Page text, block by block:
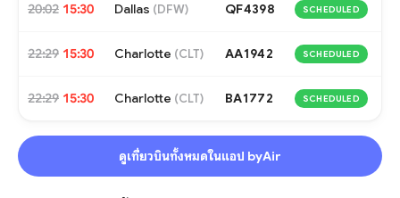
20:02 15:30 Dallas (DFW) QF4398 SCHEDULED
22:29 15:30 Charlotte (CLT) AA1942 SCHEDULED
22:29 15:30 Charlotte (CLT) BA1772 SCHEDULED
ดูเที่ยวบินทั้งหมดในแอป byAir